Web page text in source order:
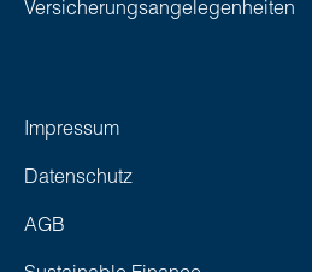
Versicherungsangelegenheiten
Impressum
Datenschutz
AGB